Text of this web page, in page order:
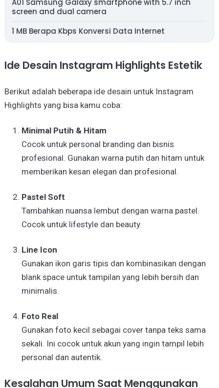
A01 Samsung Galaxy smartphone with 5.7 inch
screen and dual camera
1 MB Berapa Kbps Konversi Data Internet
Ide Desain Instagram Highlights Estetik
Berikut adalah beberapa ide desain untuk Instagram
Highlights yang bisa kamu coba:
Minimal Putih & Hitam
Cocok untuk personal branding dan bisnis
profesional. Gunakan warna putih dan hitam untuk
memberikan kesan elegan dan profesional.
Pastel Soft
Tambahkan nuansa lembut dengan warna pastel.
Cocok untuk lifestyle dan beauty.
Line Icon
Gunakan ikon garis tipis dan kombinasikan dengan
blank space untuk tampilan yang lebih bersih dan
minimalis.
Foto Real
Gunakan foto kecil sebagai cover tanpa teks sama
sekali. Ini cocok untuk akun yang ingin tampil lebih
personal dan autentik.
Kesalahan Umum Saat Menggunakan